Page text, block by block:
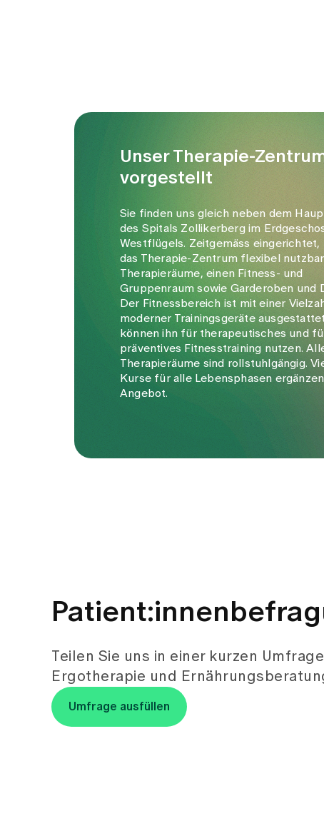
Unser Therapie-
vorgestellt
Sie finden uns gleich neben dem
des Spitals Zollikerberg im
Westflügels. Zeitgemäss eingerichtet,
das Therapie-Zentrum flexibel
Therapieräume, einen Fitness- und
Gruppenraum sowie Garderoben und
Der Fitnessbereich ist mit einer
moderner Trainingsgeräte
können ihn für therapeutisches und
präventives Fitnesstraining nutzen.
Therapieräume sind rollstuhlgängig.
Kurse für alle Lebensphasen
Angebot.
Teilen Sie uns in einer kurzen
Ergotherapie und
Umfrage ausfüllen